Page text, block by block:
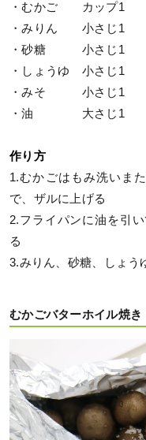
・むかご カップ1
・みりん 小さじ1
・砂糖 小さじ1
・しょうゆ 小さじ1
・みそ 小さじ1
・油 大さじ1
作り方
1.むかごはもみ洗いま
で、ザルに上げる
2.フライパンに油を引
る
3.みりん、砂糖、しょう
むかごバターホイル焼き